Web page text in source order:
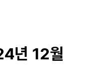
년 12월